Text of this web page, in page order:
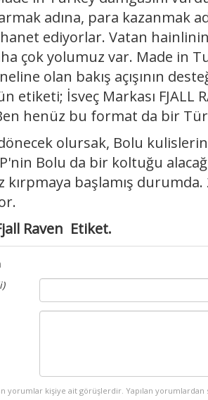
adına, para kazanmak
ediyorlar. Vatan
çok yolumuz var. Made in
olan bakış açışının
etiketi; İsveç Markası FJALL
henüz bu format da bir
olursak, Bolu
Bolu da bir koltuğu
kırpmaya başlamış
Raven Etiket.
yorumlar kişiye ait görüşlerdir. Yapılan